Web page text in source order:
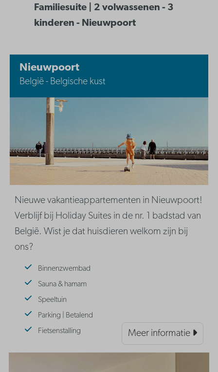
Familiesuite | 2 volwassenen - 3
kinderen - Nieuwpoort
Nieuwpoort
België - Belgische kust
Nieuwe vakantieappartementen in Nieuwpoort!
Verblijf bij Holiday Suites in de nr. 1 badstad van
België. Wist je dat huisdieren welkom zijn bij
ons?
Binnenzwembad
Sauna & hamam
Speeltuin
Parking | Betalend
Fietsenstalling
Meer informatie